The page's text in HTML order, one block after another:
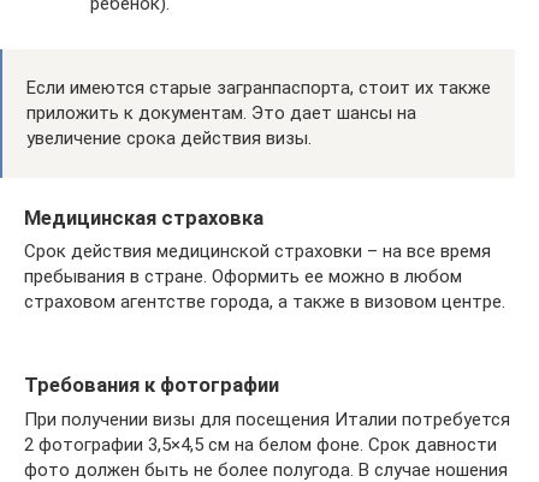
Если имеются старые загранпаспорта, стоит их также
приложить к документам. Это дает шансы на
увеличение срока действия визы.
Медицинская страховка
Срок действия медицинской страховки – на все время
пребывания в стране. Оформить ее можно в любом
страховом агентстве города, а также в визовом центре.
Требования к фотографии
При получении визы для посещения Италии потребуется
2 фотографии 3,5×4,5 см на белом фоне. Срок давности
фото должен быть не более полугода. В случае ношения